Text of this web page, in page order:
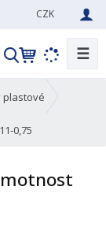
CZK
V
h
e
t
☰
plastové
0,75